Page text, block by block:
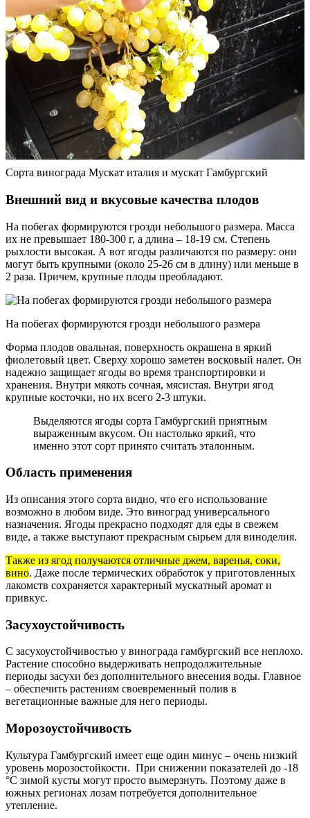
Сорта винограда Мускат италия и мускат Гамбургский
Внешний вид и вкусовые качества плодов
На побегах формируются грозди небольшого размера. Масса
их не превышает 180-300 г, а длина – 18-19 см. Степень
рыхлости высокая. А вот ягоды различаются по размеру: они
могут быть крупными (около 25-26 см в длину) или меньше в
2 раза. Причем, крупные плоды преобладают.
На побегах формируются грозди небольшого размера
Форма плодов овальная, поверхность окрашена в яркий
фиолетовый цвет. Сверху хорошо заметен восковый налет. Он
надежно защищает ягоды во время транспортировки и
хранения. Внутри мякоть сочная, мясистая. Внутри ягод
крупные косточки, но их всего 2-3 штуки.
Выделяются ягоды сорта Гамбургский приятным
выраженным вкусом. Он настолько яркий, что
именно этот сорт принято считать эталонным.
Область применения
Из описания этого сорта видно, что его использование
возможно в любом виде. Это виноград универсального
назначения. Ягоды прекрасно подходят для еды в свежем
виде, а также выступают прекрасным сырьем для виноделия.
Также из ягод получаются отличные джем, варенья, соки,
вино. Даже после термических обработок у приготовленных
лакомств сохраняется характерный мускатный аромат и
привкус.
Засухоустойчивость
С засухоустойчивостью у винограда гамбургский все неплохо.
Растение способно выдерживать непродолжительные
периоды засухи без дополнительного внесения воды. Главное
– обеспечить растениям своевременный полив в
вегетационные важные для него периоды.
Морозоустойчивость
Культура Гамбургский имеет еще один минус – очень низкий
уровень морозостойкости. При снижении показателей до -18
°С зимой кусты могут просто вымерзнуть. Поэтому даже в
южных регионах лозам потребуется дополнительное
утепление.